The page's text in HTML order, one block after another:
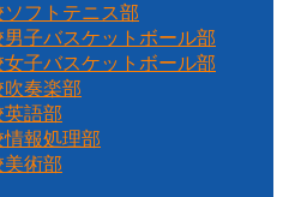
ソフトテニス部
男子バスケットボール部
女子バスケットボール部
奏楽部
語部
情報処理部
術部